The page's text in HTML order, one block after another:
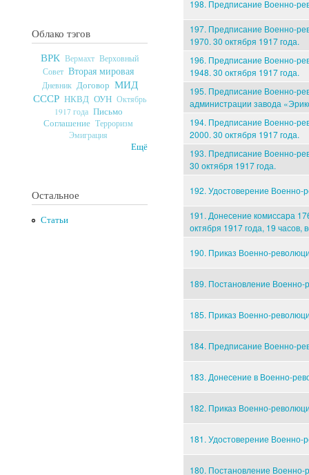
Облако тэгов
ВРК Вермахт Верховный
Совет Вторая мировая
Дневник Договор МИД
СССР НКВД ОУН Октябрь
1917 года Письмо
Соглашение Терроризм
Эмиграция
Ещё
Остальное
Статьи
198. Предписание Военно-
197. Предписание Военно-
1970. 30 октября 1917 года.
196. Предписание Военно-
1948. 30 октября 1917 года.
195. Предписание Военно-
администрации завода
194. Предписание Военно-
2000. 30 октября 1917 года.
193. Предписание Военно-
30 октября 1917 года.
192. Удостоверение Военно-
191. Донесение комиссара
октября 1917 года, 19 часов,
190. Приказ Военно-
189. Постановление Военно-
185. Приказ Военно-
184. Предписание Военно-
183. Донесение в Военно-
182. Приказ Военно-
181. Удостоверение Военно-
180. Постановление Военно-